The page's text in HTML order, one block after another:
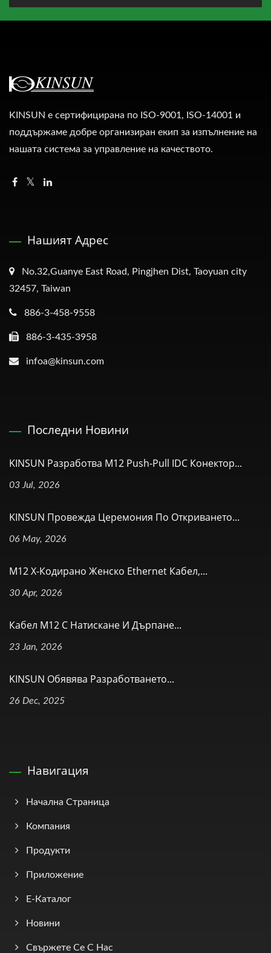
KINSUN е сертифицирана по ISO-9001, ISO-14001 и
поддържаме добре организиран екип за изпълнение на
нашата система за управление на качеството.
Нашият Адрес
No.32,Guanye East Road, Pingjhen Dist, Taoyuan city
32457, Taiwan
886-3-458-9558
886-3-435-3958
infoa@kinsun.com
Последни Новини
KINSUN Разработва M12 Push-Pull IDC Конектор...
03 Jul, 2026
KINSUN Провежда Церемония По Откриването...
06 May, 2026
M12 X-Кодирано Женско Ethernet Кабел,...
30 Apr, 2026
Кабел M12 С Натискане И Дърпане...
23 Jan, 2026
KINSUN Обявява Разработването...
26 Dec, 2025
Навигация
Начална Страница
Компания
Продукти
Приложение
Е-Каталог
Новини
Свържете Се С Нас